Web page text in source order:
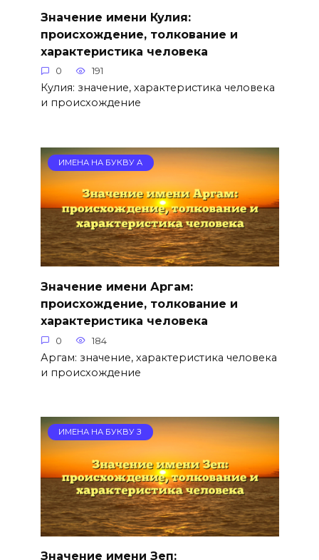
Значение имени Кулия:
происхождение, толкование и
характеристика человека
0 191
Кулия: значение, характеристика человека
и происхождение
ИМЕНА НА БУКВУ А
Значение имени Аргам:
происхождение, толкование и
характеристика человека
0 184
Аргам: значение, характеристика человека
и происхождение
ИМЕНА НА БУКВУ З
Значение имени Зеп: